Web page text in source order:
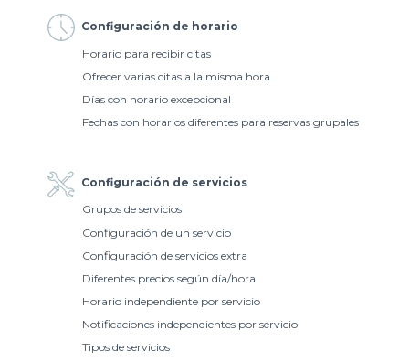
Configuración de horario
Horario para recibir citas
Ofrecer varias citas a la misma hora
Días con horario excepcional
Fechas con horarios diferentes para reservas grupales
Configuración de servicios
Grupos de servicios
Configuración de un servicio
Configuración de servicios extra
Diferentes precios según día/hora
Horario independiente por servicio
Notificaciones independientes por servicio
Tipos de servicios